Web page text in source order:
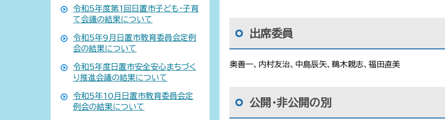
令和5年度第1回日置市子ども・子育
て会議の結果について
令和5年9月日置市教育委員会定例
会の結果について
令和5年度日置市安全安心まちづく
り推進会議の結果について
令和5年10月日置市教育委員会定
例会の結果について
出席委員
奥善一、内村友治、中島辰矢、鵜木親志、福田直美
公開・非公開の別